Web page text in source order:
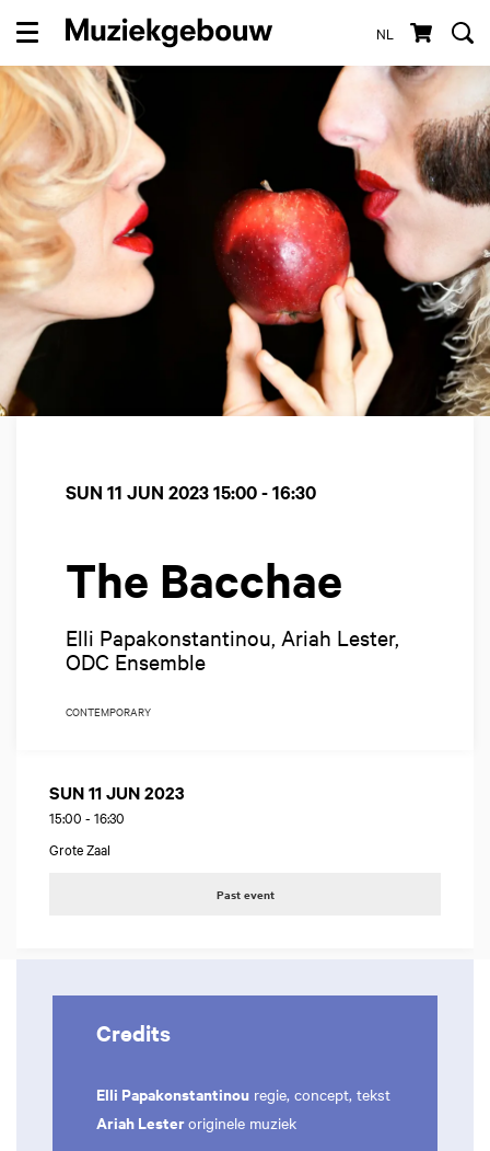
NL
Menu
The Bacchae
Elli Papakonstantinou, Ariah Lester,
ODC Ensemble
SUN 11 JUN 202315:00 - 16:30
CONTEMPORARY
SUN 11 JUN 2023
15:00 - 16:30
Grote Zaal
Past event
Credits
Elli Papakonstantinou regie, concept, tekst
Ariah Lesteroriginele muziek